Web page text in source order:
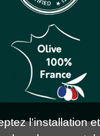
l'installation